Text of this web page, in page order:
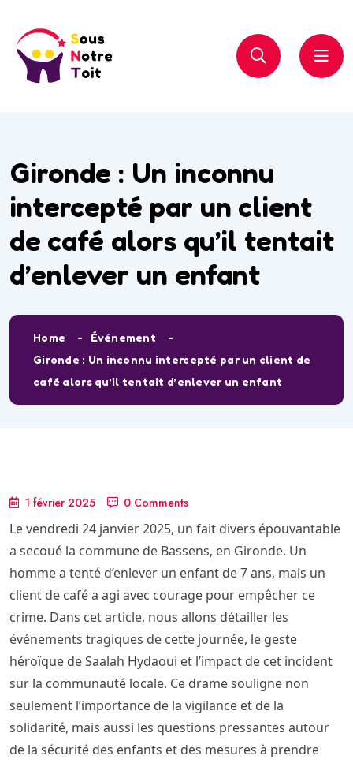
Gironde : Un inconnu
intercepté par un client
de café alors qu’il tentait
d’enlever un enfant
Home
Événement
Gironde : Un inconnu intercepté par un client de
café alors qu’il tentait d’enlever un enfant
1 février 2025 0 Comments
Le vendredi 24 janvier 2025, un fait divers épouvantable
a secoué la commune de Bassens, en Gironde. Un
homme a tenté d’enlever un enfant de 7 ans, mais un
client de café a agi avec courage pour empêcher ce
crime. Dans cet article, nous allons détailler les
événements tragiques de cette journée, le geste
héroïque de Saalah Hydaoui et l’impact de cet incident
sur la communauté locale. Ce drame souligne non
seulement l’importance de la vigilance et de la
solidarité, mais aussi les questions pressantes autour
de la sécurité des enfants et des mesures à prendre